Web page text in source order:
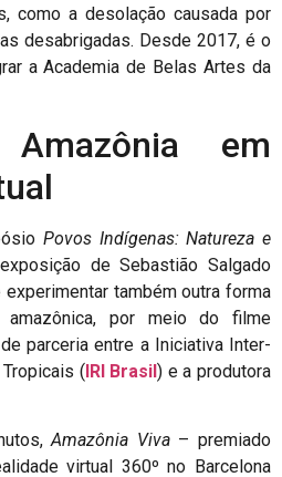
como a desolação causada por
desabrigadas. Desde 2017, é o
a Academia de Belas Artes da
em
Povos Indígenas: Natureza e
de Sebastião Salgado
também outra forma
por meio do filme
parceria entre a Iniciativa Inter-
(IRI Brasil) e a produtora
Amazônia Viva– premiado
virtual 360º no Barcelona